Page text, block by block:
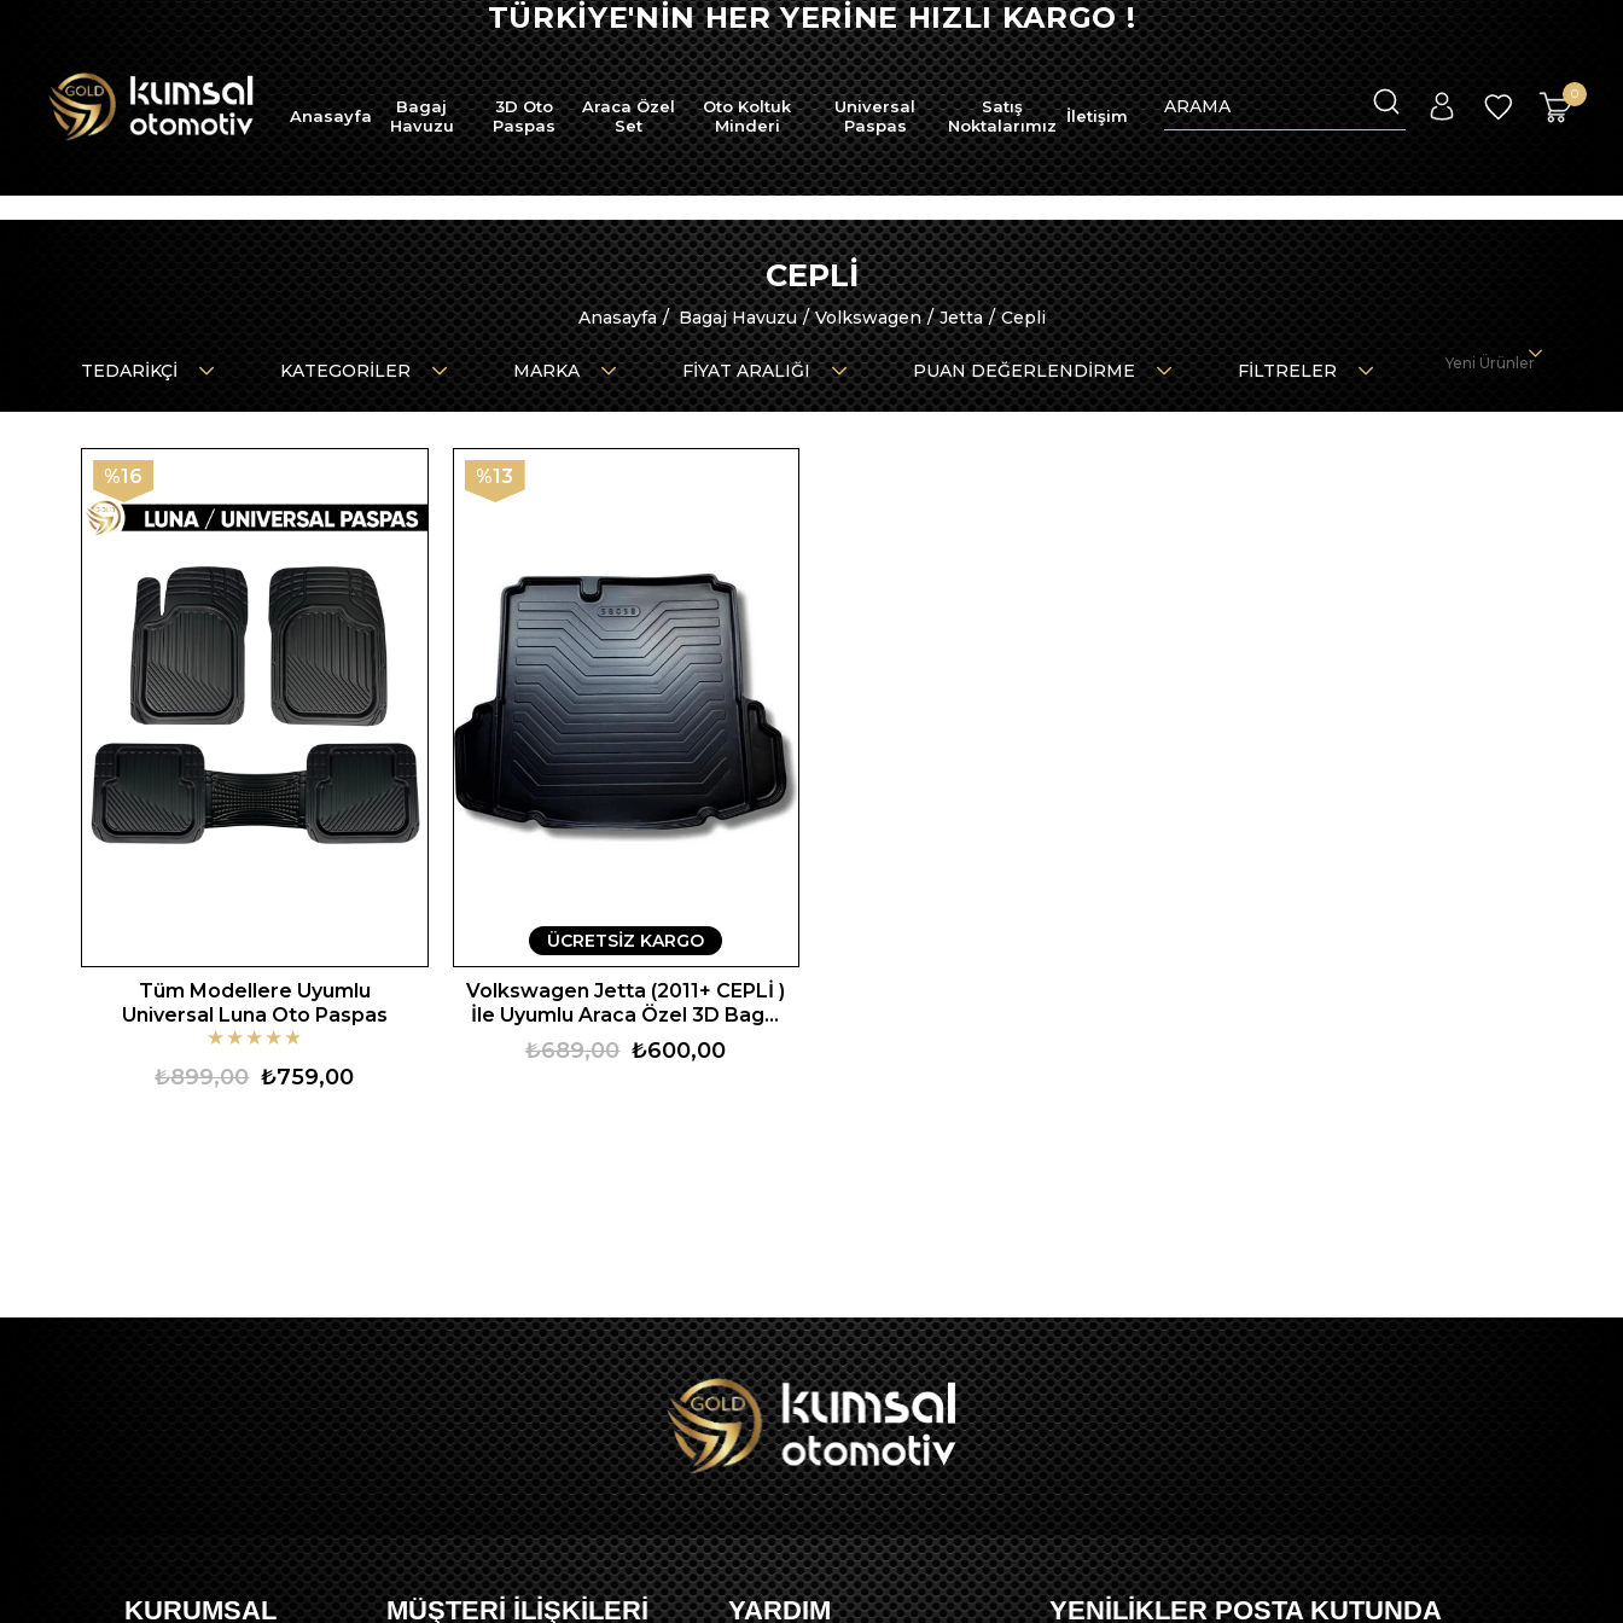
TÜRKİYE'NİN HER YERİNE HIZLI KARGO !
Anasayfa
Bagaj
Havuzu
3D Oto
Paspas
Araca Özel
Set
Oto Koltuk
Minderi
Universal
Paspas
Satış
Noktalarımız İletişim
0
CEPLI
Anasayfa Bagaj Havuzu Volkswagen Jetta Cepli
TEDARIKÇI KATEGORILER MARKA FIYAT ARALIĞI PUAN DEĞERLENDIRME FILTRELER Yeni Ürünler
Tüm Modellere Uyumlu
Universal Luna Oto Paspas
★★★★★
₺759,00
₺899,00
%16
Volkswagen Jetta (2011+ CEPLİ )
İle Uyumlu Araca Özel 3D Bagaj
Havuzu₺600,00
₺689,00
%13
ÜCRETSIZ KARGO
KURUMSAL MÜŞTERİ İLİŞKİLERİ YARDIM YENİLİKLER POSTA KUTUNDA